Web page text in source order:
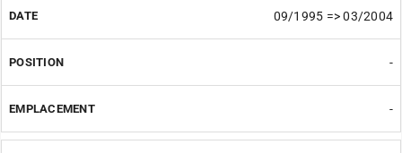
09/1995 => 03/2004
-
-